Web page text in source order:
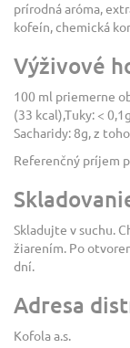
prírodná aróma,
kofeín, chemická
Výživové
100 ml priemerne
(33 kcal),Tuky: <
Sacharidy: 8g, z
Referenčný príjem
Skladujte v suchu.
žiarením. Po
dní.
Adresa
Kofola a.s.